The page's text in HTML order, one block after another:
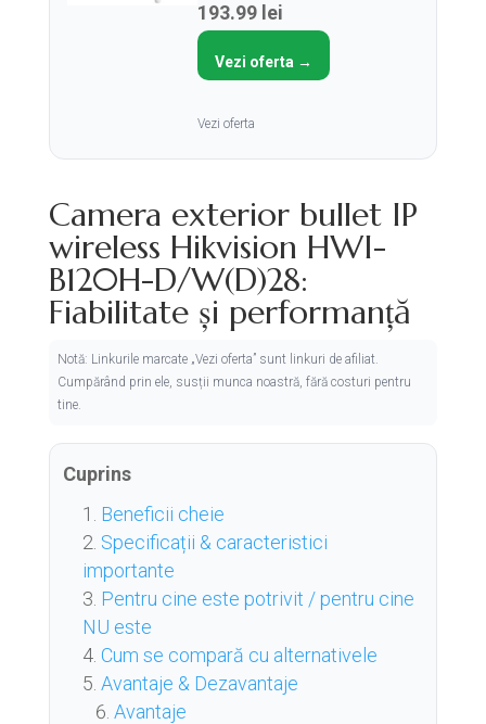
193.99 lei
Vezi oferta →
Vezi oferta
Camera exterior bullet IP
wireless Hikvision HWI-
B120H-D/W(D)28:
Fiabilitate și performanță
Notă: Linkurile marcate „Vezi oferta” sunt linkuri de afiliat.
Cumpărând prin ele, susții munca noastră, fără costuri pentru
tine.
Cuprins
Beneficii cheie
Specificații & caracteristici
importante
Pentru cine este potrivit / pentru cine
NU este
Cum se compară cu alternativele
Avantaje & Dezavantaje
Avantaje